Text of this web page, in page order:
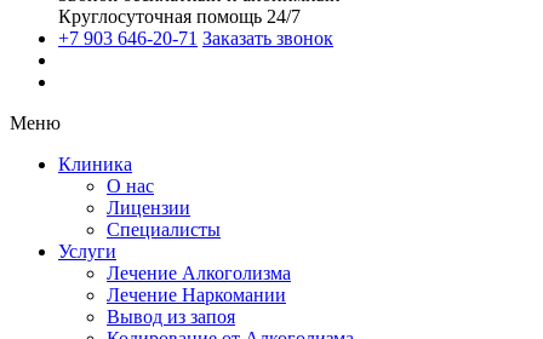
Круглосуточная помощь 24/7
+7 903 646-20-71 Заказать звонок
Меню
Клиника
О нас
Лицензии
Специалисты
Услуги
Лечение Алкоголизма
Лечение Наркомании
Вывод из запоя